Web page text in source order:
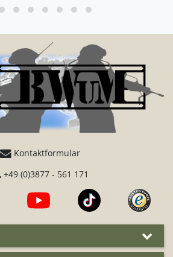
Kontaktformular
+49 (0)3877 - 561 171